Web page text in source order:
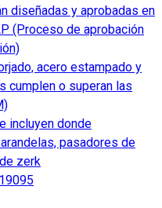
diseñadas y aprobadas en
(Proceso de aprobación
acero estampado y
cumplen o superan las
incluyen donde
pasadores de
zerk